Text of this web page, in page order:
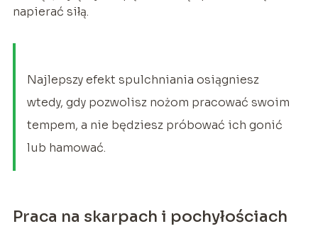
napierać siłą.
Najlepszy efekt spulchniania osiągniesz
wtedy, gdy pozwolisz nożom pracować swoim
tempem, a nie będziesz próbować ich gonić
lub hamować.
Praca na skarpach i pochyłościach